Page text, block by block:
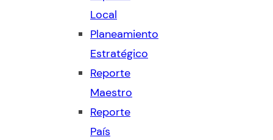
Local
Planeamiento
Estratégico
Reporte
Maestro
Reporte
País